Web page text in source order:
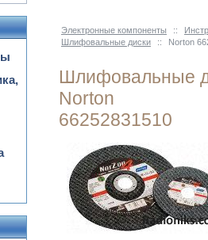
Электронные компоненты ::
Шлифовальные диски
:: Norton
Шлифовальные
Norton
66252831510